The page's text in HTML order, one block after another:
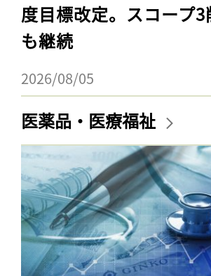
度目標改定。スコープ3
も継続
2026/08/05
医薬品・医療福祉